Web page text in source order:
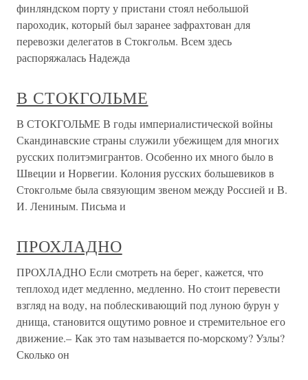
финляндском порту у пристани стоял небольшой
пароходик, который был заранее зафрахтован для
перевозки делегатов в Стокгольм. Всем здесь
распоряжалась Надежда
В СТОКГОЛЬМЕ
В СТОКГОЛЬМЕ В годы империалистической войны
Скандинавские страны служили убежищем для многих
русских политэмигрантов. Особенно их много было в
Швеции и Норвегии. Колония русских большевиков в
Стокгольме была связующим звеном между Россией и В.
И. Лениным. Письма и
ПРОХЛАДНО
ПРОХЛАДНО Если смотреть на берег, кажется, что
теплоход идет медленно, медленно. Но стоит перевести
взгляд на воду, на поблескивающий под луною бурун у
днища, становится ощутимо ровное и стремительное его
движение.– Как это там называется по-морскому? Узлы?
Сколько он